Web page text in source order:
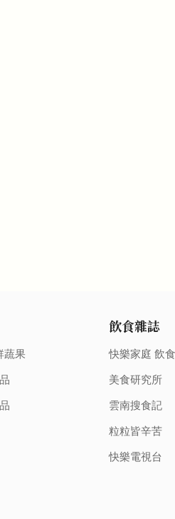
蔬果
飲食雜誌
快樂家庭 飲
美食研究所
雲南搜食記
粒粒皆辛苦
快樂電視台